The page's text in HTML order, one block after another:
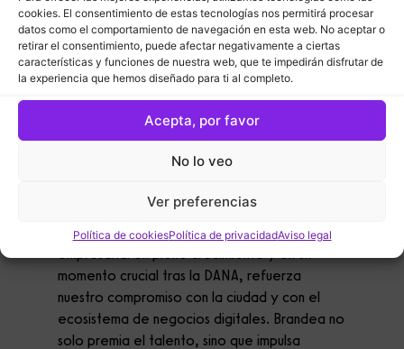
cookies. El consentimiento de estas tecnologías nos permitirá procesar
datos como el comportamiento de navegación en esta web. No aceptar o
retirar el consentimiento, puede afectar negativamente a ciertas
características y funciones de nuestra web, que te impedirán disfrutar de
la experiencia que hemos diseñado para ti al completo.
Acepta, por favor
No lo veo
Ver preferencias
Política de cookiesPolítica de privacidadAviso legal
diferenciación de marca como activo principal
en los negocios digitales. Este año, el claim
elegido para celebrar los premios es «Ocupa
tu lugar».
En palabras de Irene Milián: «Esta tercera
edición representa un paso firme en la
consolidación de los Premios Brandea como el
digital en España y Latinoamérica. Celebrarlo
en nuestra tierra, Valencia, epicentro
empresarial en pleno crecimiento y en un
momento crucial tras la DANA, refuerza
nuestro compromiso con la ciudad y con el
ecosistema de negocios digitales. Brandea no
solo premia el talento, sino que impulsa